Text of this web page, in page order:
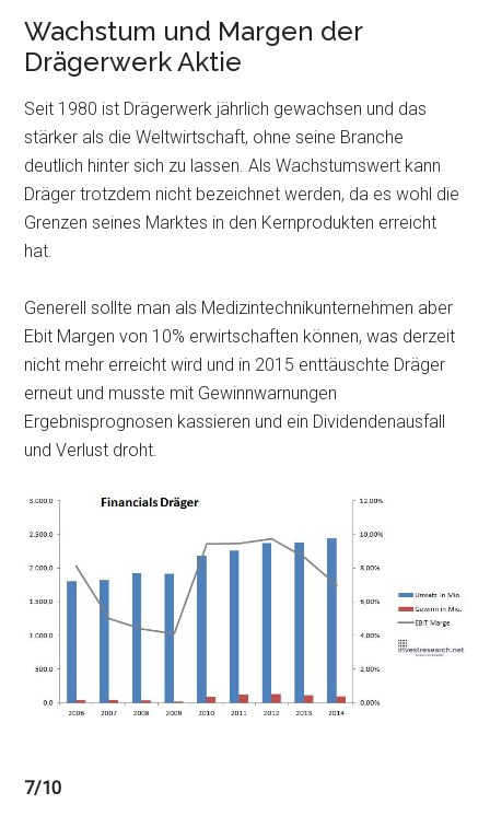
Wachstum und Margen der
Drägerwerk Aktie
Seit 1980 ist Drägerwerk jährlich gewachsen und das
stärker als die Weltwirtschaft, ohne seine Branche
deutlich hinter sich zu lassen. Als Wachstumswert kann
Dräger trotzdem nicht bezeichnet werden, da es wohl die
Grenzen seines Marktes in den Kernprodukten erreicht
hat.
Generell sollte man als Medizintechnikunternehmen aber
Ebit Margen von 10% erwirtschaften können, was derzeit
nicht mehr erreicht wird und in 2015 enttäuschte Dräger
erneut und musste mit Gewinnwarnungen
Ergebnisprognosen kassieren und ein Dividendenausfall
und Verlust droht.
7/10